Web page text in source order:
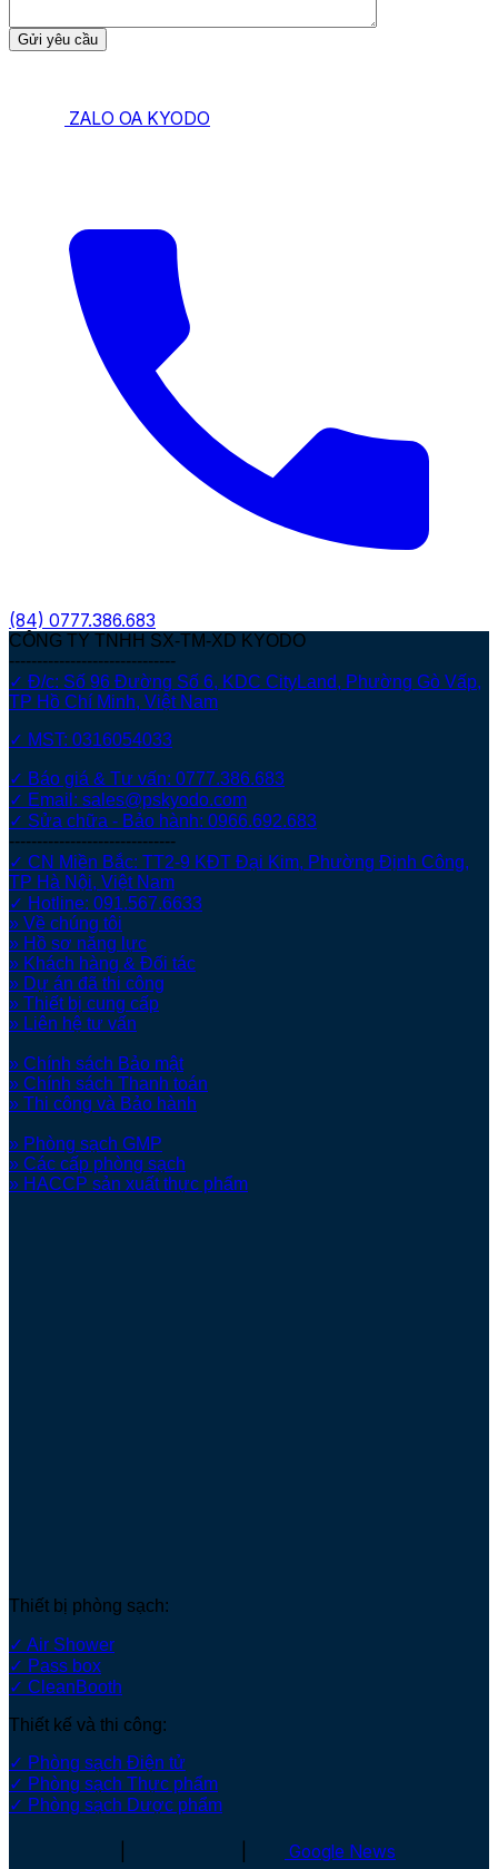
ZALO OA KYODO
(84) 0777.386.683
CÔNG TY TNHH SX-TM-XD KYODO
------------------------------
✓ Đ/c: Số 96 Đường Số 6, KDC CityLand, Phường Gò Vấp,
TP Hồ Chí Minh, Việt Nam
✓ MST: 0316054033
✓ Báo giá & Tư vấn: 0777.386.683
✓ Email: sales@pskyodo.com
✓ Sửa chữa - Bảo hành: 0966.692.683
------------------------------
✓ CN Miền Bắc: TT2-9 KĐT Đại Kim, Phường Định Công,
TP Hà Nội, Việt Nam
✓ Hotline: 091.567.6633
» Về chúng tôi
» Hồ sơ năng lực
» Khách hàng & Đối tác
» Dự án đã thi công
» Thiết bị cung cấp
» Liên hệ tư vấn
» Chính sách Bảo mật
» Chính sách Thanh toán
» Thi công và Bảo hành
» Phòng sạch GMP
» Các cấp phòng sạch
» HACCP sản xuất thực phẩm
Thiết bị phòng sạch:
✓ Air Shower
✓ Pass box
✓ CleanBooth
Thiết kế và thi công:
✓ Phòng sạch Điện tử
✓ Phòng sạch Thực phẩm
✓ Phòng sạch Dược phẩm
Google News